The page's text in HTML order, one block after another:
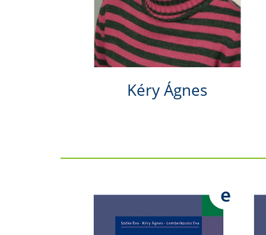
Kéry Ágnes
e